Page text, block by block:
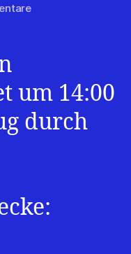
zu
Umzug
um 14:00
durch